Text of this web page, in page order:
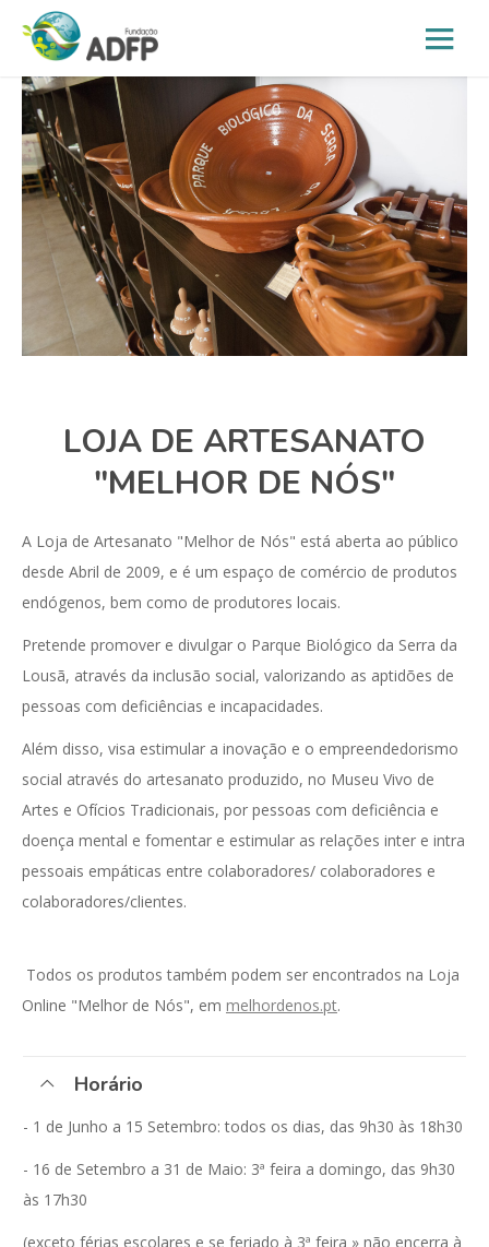
LOJA DE ARTESANATO
"MELHOR DE NÓS"
A Loja de Artesanato "Melhor de Nós" está aberta ao público
desde Abril de 2009, e é um espaço de comércio de produtos
endógenos, bem como de produtores locais.
Pretende promover e divulgar o Parque Biológico da Serra da
Lousã, através da inclusão social, valorizando as aptidões de
pessoas com deficiências e incapacidades.
Além disso, visa estimular a inovação e o empreendedorismo
social através do artesanato produzido, no Museu Vivo de
Artes e Ofícios Tradicionais, por pessoas com deficiência e
doença mental e fomentar e estimular as relações inter e intra
pessoais empáticas entre colaboradores/ colaboradores e
colaboradores/clientes.
Todos os produtos também podem ser encontrados na Loja
Online "Melhor de Nós", em melhordenos.pt.
Horário
- 1 de Junho a 15 Setembro: todos os dias, das 9h30 às 18h30
- 16 de Setembro a 31 de Maio: 3ª feira a domingo, das 9h30
às 17h30
(exceto férias escolares e se feriado à 3ª feira » não encerra à